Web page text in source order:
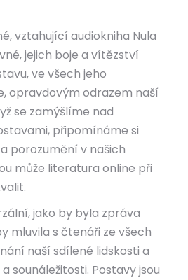
vztahující audiokniha Nula
jejich boje a vítězství
ve všech jeho
opravdovým odrazem naší
se zamýšlíme nad
připomínáme si
porozumění v našich
může literatura online při
jako by byla zpráva
mluvila s čtenáři ze všech
naší sdílené lidskosti a
sounáležitosti. Postavy jsou